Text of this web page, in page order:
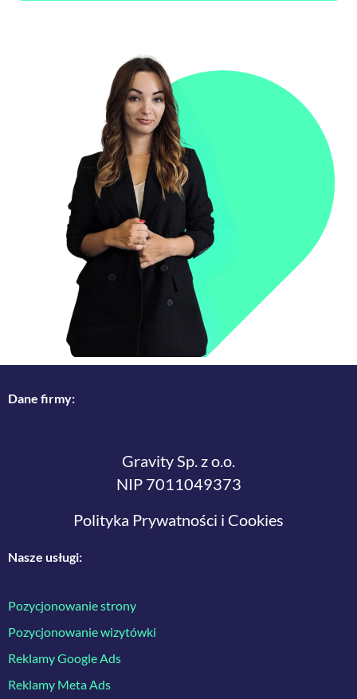
Dane firmy:
Gravity Sp. z o.o.
NIP 7011049373
Polityka Prywatności i Cookies
Nasze usługi:
Pozycjonowanie strony
Pozycjonowanie wizytówki
Reklamy Google Ads
Reklamy Meta Ads